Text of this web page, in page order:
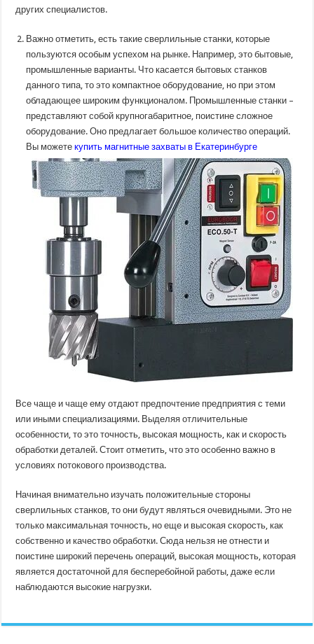
других специалистов.
Важно отметить, есть такие сверлильные станки, которые
пользуются особым успехом на рынке. Например, это бытовые,
промышленные варианты. Что касается бытовых станков
данного типа, то это компактное оборудование, но при этом
обладающее широким функционалом. Промышленные станки –
представляют собой крупногабаритное, поистине сложное
оборудование. Оно предлагает большое количество операций.
Вы можетекупить магнитные захваты в Екатеринбурге
Все чаще и чаще ему отдают предпочтение предприятия с теми
или иными специализациями. Выделяя отличительные
особенности, то это точность, высокая мощность, как и скорость
обработки деталей. Стоит отметить, что это особенно важно в
условиях потокового производства.
Начиная внимательно изучать положительные стороны
сверлильных станков, то они будут являться очевидными. Это не
только максимальная точность, но еще и высокая скорость, как
собственно и качество обработки. Сюда нельзя не отнести и
поистине широкий перечень операций, высокая мощность, которая
является достаточной для бесперебойной работы, даже если
наблюдаются высокие нагрузки.